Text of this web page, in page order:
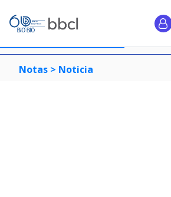
Notas > Noticia